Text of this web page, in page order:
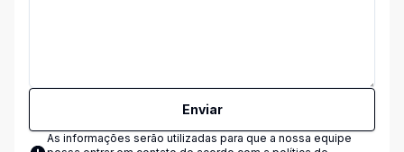
Enviar
As informações serão utilizadas para que a nossa equipe